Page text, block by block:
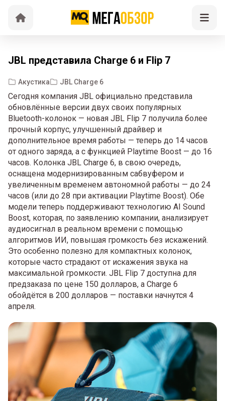
JBL представила Charge 6 и Flip 7
Акустика JBL Charge 6
Сегодня компания JBL официально представила
обновлённые версии двух своих популярных
Bluetooth-колонок — новая JBL Flip 7 получила более
прочный корпус, улучшенный драйвер и
дополнительное время работы — теперь до 14 часов
от одного заряда, а с функцией Playtime Boost — до 16
часов. Колонка JBL Charge 6, в свою очередь,
оснащена модернизированным сабвуфером и
увеличенным временем автономной работы — до 24
часов (или до 28 при активации Playtime Boost). Обе
модели теперь поддерживают технологию AI Sound
Boost, которая, по заявлению компании, анализирует
аудиосигнал в реальном времени с помощью
алгоритмов ИИ, повышая громкость без искажений.
Это особенно полезно для компактных колонок,
которые часто страдают от искажения звука на
максимальной громкости. JBL Flip 7 доступна для
предзаказа по цене 150 долларов, а Charge 6
обойдётся в 200 долларов — поставки начнутся 4
апреля.